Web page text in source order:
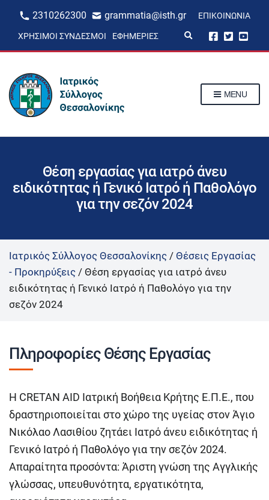
2310262300 grammatia@isth.gr ΕΠΙΚΟΙΝΩΝΊΑ
ΧΡΉΣΙΜΟΙ ΣΎΝΔΕΣΜΟΙ ΕΦΗΜΕΡΊΕΣ
p
m
MENU
Θέση εργασίας για ιατρό άνευ
ειδικότητας ή Γενικό Ιατρό ή Παθολόγο
για την σεζόν 2024
Ιατρικός Σύλλογος Θεσσαλονίκης / Θέσεις Εργασίας
- Προκηρύξεις / Θέση εργασίας για ιατρό άνευ
ειδικότητας ή Γενικό Ιατρό ή Παθολόγο για την
σεζόν 2024
Πληροφορίες Θέσης Εργασίας
Η CRETAN AID Ιατρική Βοήθεια Κρήτης Ε.Π.Ε., που
δραστηριοποιείται στο χώρο της υγείας στον Άγιο
Νικόλαο Λασιθίου ζητάει Ιατρό άνευ ειδικότητας ή
Γενικό Ιατρό ή Παθολόγο για την σεζόν 2024.
Απαραίτητα προσόντα: Άριστη γνώση της Αγγλικής
γλώσσας, υπευθυνότητα, εργατικότητα,